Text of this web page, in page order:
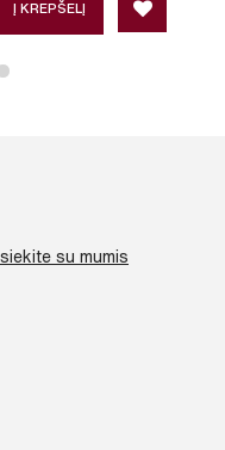
Į KREPŠELĮ
su mumis